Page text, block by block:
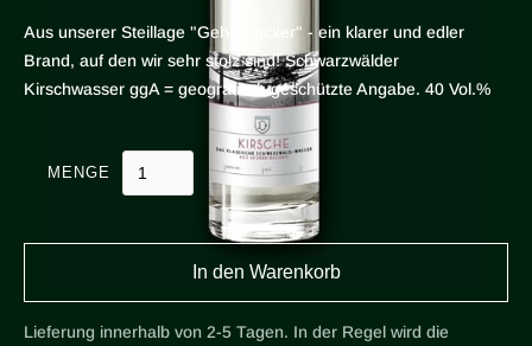
Aus unserer Steillage "Gehrenäcker" - ein klarer und edler
Brand, auf den wir sehr stolz sind! Schwarzwälder
Kirschwasser ggA = geografisch geschützte Angabe. 40 Vol.%
MENGE
Lieferung innerhalb von 2-5 Tagen. In der Regel wird die